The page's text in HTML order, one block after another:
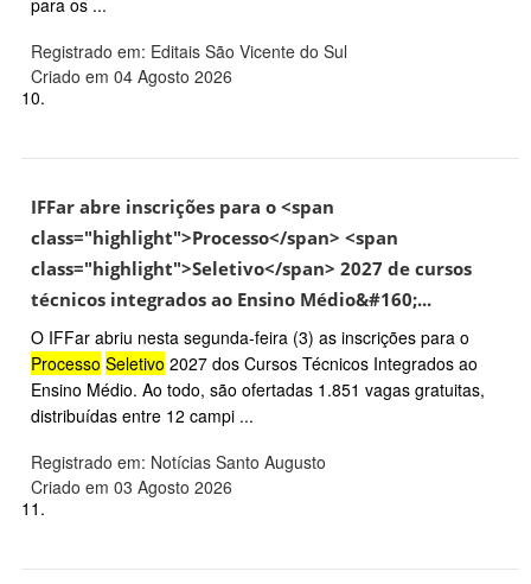
Registrado em: Editais São Vicente do Sul
Criado em 04 Agosto 2026
10.
IFFar abre inscrições para o <span
class="highlight">Processo</span> <span
class="highlight">Seletivo</span> 2027 de cursos
técnicos integrados ao Ensino Médio&#160;...
O IFFar abriu nesta segunda-feira (3) as inscrições para o
Processo Seletivo 2027 dos Cursos Técnicos Integrados ao
Ensino Médio. Ao todo, são ofertadas 1.851 vagas gratuitas,
distribuídas entre 12 campi ...
Registrado em: Notícias Santo Augusto
Criado em 03 Agosto 2026
11.